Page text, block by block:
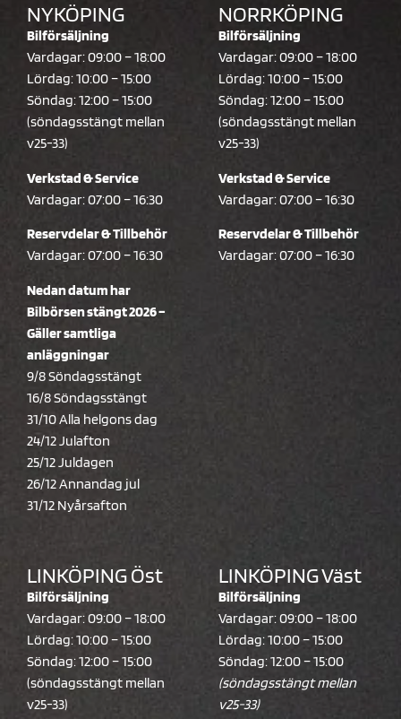
NYKÖPING
Bilförsäljning
Vardagar: 09:00 – 18:00
Lördag: 10:00 – 15:00
Söndag: 12:00 – 15:00
(söndagsstängt mellan
v25-33)
Verkstad & Service
Vardagar: 07:00 – 16:30
Reservdelar & Tillbehör
Vardagar: 07:00 – 16:30
Nedan datum har
Bilbörsen stängt 2026 –
Gäller samtliga
anläggningar
9/8 Söndagsstängt
16/8 Söndagsstängt
31/10 Alla helgons dag
24/12 Julafton
25/12 Juldagen
26/12 Annandag jul
31/12 Nyårsafton
NORRKÖPING
Bilförsäljning
Vardagar: 09:00 – 18:00
Lördag: 10:00 – 15:00
Söndag: 12:00 – 15:00
(söndagsstängt mellan
v25-33)
Verkstad & Service
Vardagar: 07:00 – 16:30
Reservdelar & Tillbehör
Vardagar: 07:00 – 16:30
LINKÖPING Öst
Bilförsäljning
Vardagar: 09:00 – 18:00
Lördag: 10:00 – 15:00
Söndag: 12:00 – 15:00
(söndagsstängt mellan
v25-33)
LINKÖPING Väst
Bilförsäljning
Vardagar: 09:00 – 18:00
Lördag: 10:00 – 15:00
Söndag: 12:00 – 15:00
(söndagsstängt mellan
v25-33)